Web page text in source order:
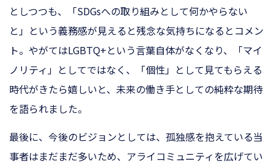
としつつも、「SDGsへの取り組みとして何かやらない
と」という義務感が見えると残念な気持ちになるとコメン
ト。やがてはLGBTQ+という言葉自体がなくなり、「マイ
ノリティ」としてではなく、「個性」として見てもらえる
時代がきたら嬉しいと、未来の働き手としての純粋な期待
を語られました。
最後に、今後のビジョンとしては、孤独感を抱えている当
事者はまだまだ多いため、アライコミュニティを広げてい